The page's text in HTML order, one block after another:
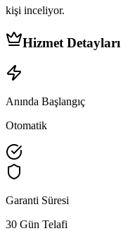
kişi inceliyor.
Hizmet Detayları
Anında Başlangıç
Otomatik
Garanti Süresi
30 Gün Telafi